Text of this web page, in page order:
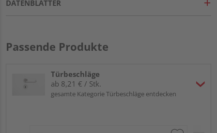
DATENBLÄTTER
Passende Produkte
Türbeschläge
ab 8,21 € / Stk.
gesamte Kategorie Türbeschläge entdecken